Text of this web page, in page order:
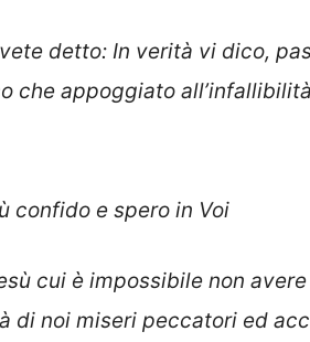
detto: In verità vi dico,
che appoggiato
confido e spero in Voi
cui è impossibile non
di noi miseri peccatori ed